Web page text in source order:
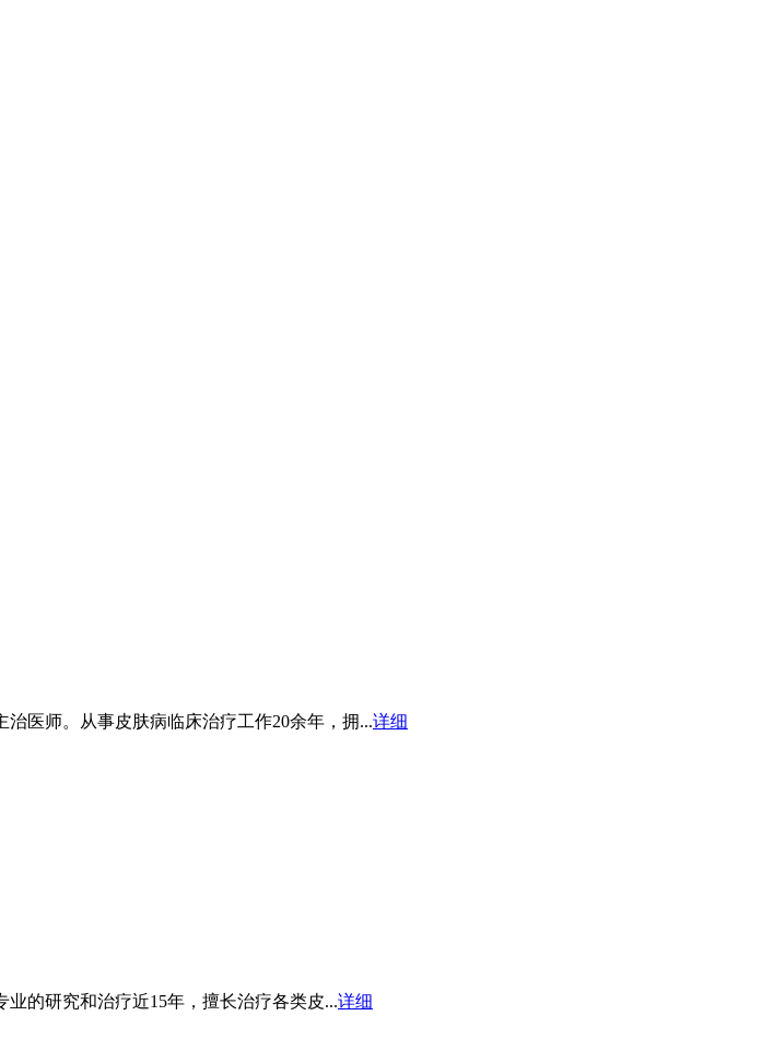
医师。从事皮肤病临床治疗工作20余年，拥...详细
的研究和治疗近15年，擅长治疗各类皮...详细